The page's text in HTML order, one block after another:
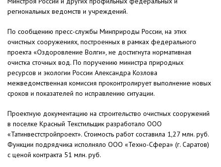
региональных ведомств и учреждений.
По сообщению пресс-службы Минприроды России, на этих
очистных сооружениях, построенных в рамках федерального
проекта «Оздоровление Волги», не достигнута нормативная
очистка сточных вод. По поручению министра природных
ресурсов и экологии России Александра Козлова
межведомственная комиссия проконтролирует выполнение новых
сроков и показателей по исправлению ситуации.
Проектную документацию на строительство очистных сооружений
в поселке Красный Текстильщик разработало ООО
«Татинвестстройпроект». Стоимость работ составила 1,27 млн. руб.
Функции подрядчика исполняло ООО «Техно-Сфера» (г. Саратов)
с ценой контракта 51 млн. руб.